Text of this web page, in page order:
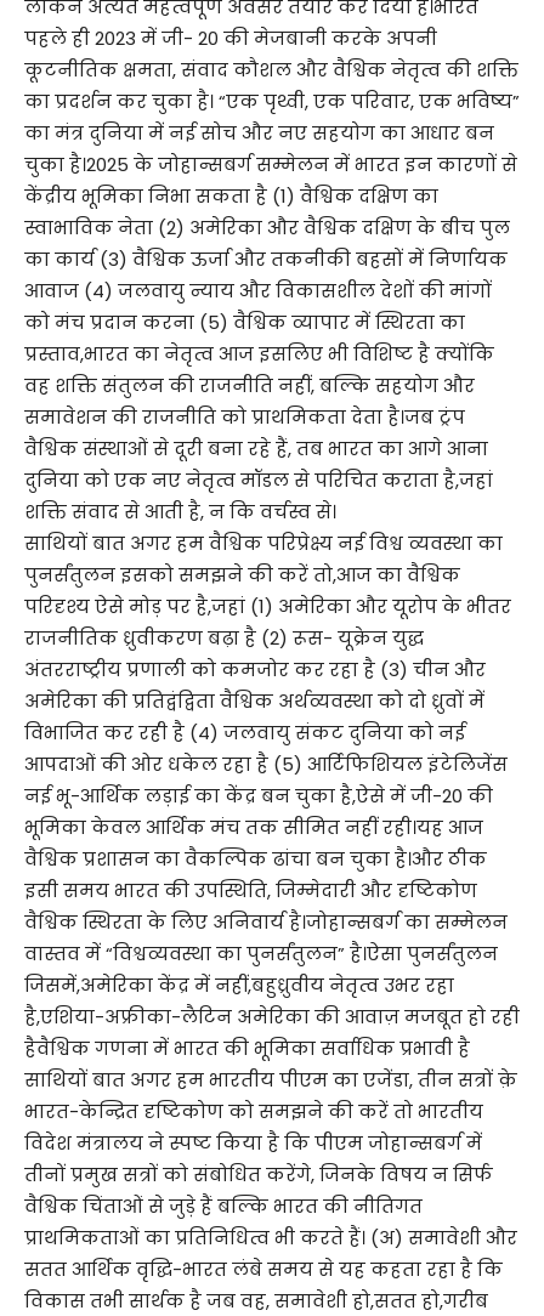
लेकिन अत्यंत महत्वपूर्ण अवसर तैयार कर दिया है।भारत
पहले ही 2023 में जी- 20 की मेजबानी करके अपनी
कूटनीतिक क्षमता, संवाद कौशल और वैश्विक नेतृत्व की शक्ति
का प्रदर्शन कर चुका है। “एक पृथ्वी, एक परिवार, एक भविष्य”
का मंत्र दुनिया में नई सोच और नए सहयोग का आधार बन
चुका है।2025 के जोहान्सबर्ग सम्मेलन में भारत इन कारणों से
केंद्रीय भूमिका निभा सकता है (1) वैश्विक दक्षिण का
स्वाभाविक नेता (2) अमेरिका और वैश्विक दक्षिण के बीच पुल
का कार्य (3) वैश्विक ऊर्जा और तकनीकी बहसों में निर्णायक
आवाज (4) जलवायु न्याय और विकासशील देशों की मांगों
को मंच प्रदान करना (5) वैश्विक व्यापार में स्थिरता का
प्रस्ताव,भारत का नेतृत्व आज इसलिए भी विशिष्ट है क्योंकि
वह शक्ति संतुलन की राजनीति नहीं, बल्कि सहयोग और
समावेशन की राजनीति को प्राथमिकता देता है।जब ट्रंप
वैश्विक संस्थाओं से दूरी बना रहे हैं, तब भारत का आगे आना
दुनिया को एक नए नेतृत्व मॉडल से परिचित कराता है,जहां
शक्ति संवाद से आती है, न कि वर्चस्व से।
साथियों बात अगर हम वैश्विक परिप्रेक्ष्य नई विश्व व्यवस्था का
पुनर्संतुलन इसको समझने की करें तो,आज का वैश्विक
परिदृश्य ऐसे मोड़ पर है,जहां (1) अमेरिका और यूरोप के भीतर
राजनीतिक ध्रुवीकरण बढ़ा है (2) रूस- यूक्रेन युद्ध
अंतरराष्ट्रीय प्रणाली को कमजोर कर रहा है (3) चीन और
अमेरिका की प्रतिद्वंद्विता वैश्विक अर्थव्यवस्था को दो ध्रुवों में
विभाजित कर रही है (4) जलवायु संकट दुनिया को नई
आपदाओं की ओर धकेल रहा है (5) आर्टिफिशियल इंटेलिजेंस
नई भू-आर्थिक लड़ाई का केंद्र बन चुका है,ऐसे में जी-20 की
भूमिका केवल आर्थिक मंच तक सीमित नहीं रही।यह आज
वैश्विक प्रशासन का वैकल्पिक ढांचा बन चुका है।और ठीक
इसी समय भारत की उपस्थिति, जिम्मेदारी और दृष्टिकोण
वैश्विक स्थिरता के लिए अनिवार्य है।जोहान्सबर्ग का सम्मेलन
वास्तव में “विश्वव्यवस्था का पुनर्संतुलन” है।ऐसा पुनर्संतुलन
जिसमें,अमेरिका केंद्र में नहीं,बहुध्रुवीय नेतृत्व उभर रहा
है,एशिया-अफ्रीका-लैटिन अमेरिका की आवाज़ मजबूत हो रही
हैवैश्विक गणना में भारत की भूमिका सर्वाधिक प्रभावी है
साथियों बात अगर हम भारतीय पीएम का एजेंडा, तीन सत्रों क़े
भारत-केन्द्रित दृष्टिकोण को समझने की करें तो भारतीय
विदेश मंत्रालय ने स्पष्ट किया है कि पीएम जोहान्सबर्ग में
तीनों प्रमुख सत्रों को संबोधित करेंगे, जिनके विषय न सिर्फ
वैश्विक चिंताओं से जुड़े हैं बल्कि भारत की नीतिगत
प्राथमिकताओं का प्रतिनिधित्व भी करते हैं। (अ) समावेशी और
सतत आर्थिक वृद्धि-भारत लंबे समय से यह कहता रहा है कि
विकास तभी सार्थक है जब वह, समावेशी हो,सतत हो,गरीब